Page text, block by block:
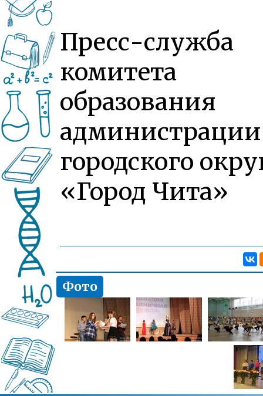
Пресс-служба
комитета
образования
администрации
городского
«Город Чита»
Фото